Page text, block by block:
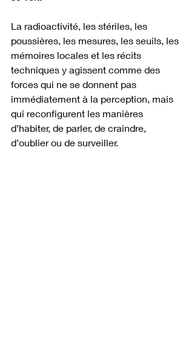
La radioactivité, les stériles, les
poussières, les mesures, les seuils, les
mémoires locales et les récits
techniques y agissent comme des
forces qui ne se donnent pas
immédiatement à la perception, mais
qui reconfigurent les manières
d’habiter, de parler, de craindre,
d’oublier ou de surveiller.